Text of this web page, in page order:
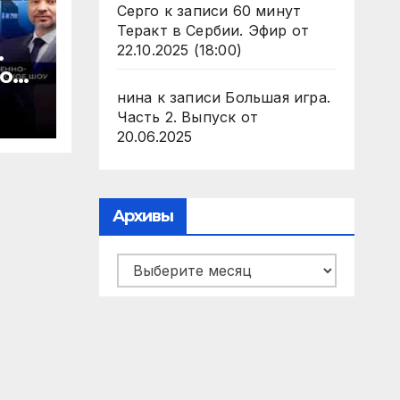
Серго к записи 60 минут
Теракт в Сербии. Эфир от
22.10.2025 (18:00)
нина к записи Большая игра.
Часть 2. Выпуск от
20.06.2025
Архивы
Архивы